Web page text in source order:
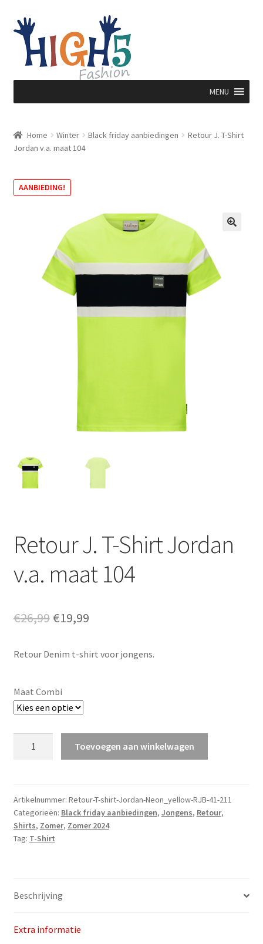
Ga
door
naar
navigatie
Ga
direct
naar
inhoud
MENU
Home Winter Black friday aanbiedingen
Retour J. T-Shirt
Jordan v.a. maat 104
AANBIEDING!
Retour J. T-Shirt Jordan
v.a. maat 104
€26,99 Oorspronkelijke
was:
€19,99Huidige
is:
Retour Denim t-shirt voor jongens.
Maat Combi
Jordan
v.a.
maat
104
Toevoegen aan winkelwagen
Artikelnummer: Retour-T-shirt-Jordan-Neon_yellow-RJB-41-211
Categorieën: Black friday aanbiedingen, Jongens, Retour,
Shirts, Zomer, Zomer 2024
Tag: T-Shirt
Beschrijving
Extra informatie